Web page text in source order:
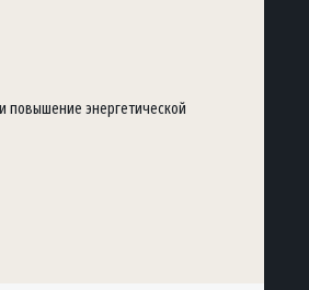
повышение энергетической